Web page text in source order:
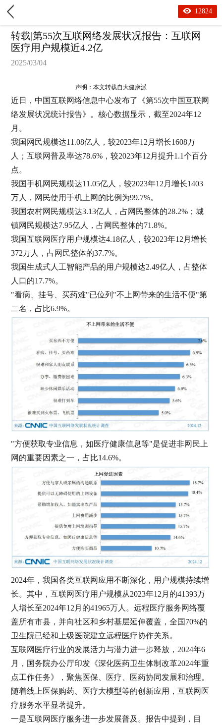
12824
转载|第55次互联网络发展状况报告：互联网
医疗用户规模近4.2亿
2025/03/04
声明：本文转载自大健康派
近日，中国互联网络信息中心发布了《第55次中国互联网
络发展状况统计报告》。核心数据显示，截至2024年12
月 。
我国网民规模达11.08亿人，较2023年12月增长1608万
人；互联网普及率达78.6%，较2023年12月提升1.1个百分
点。
我国手机网民规模达11.05亿人，较2023年12月增长1403
万人，网民使用手机上网的比例为99.7%。
我国农村网民规模达3.13亿人，占网民整体的28.2%；城
镇网民规模达7.95亿人，占网民整体的71.8%。
我国互联网医疗用户规模达4.18亿人，较2023年12月增长
372万人，占网民整体的37.7%。
我国生成式人工智能产品的用户规模达2.49亿人，占整体
人口的17.7%。
"看病、挂号、买药难"已位列"不上网带来的生活不便"第
二名，占比6.9%。
"方便获取专业信息，如医疗健康信息等"是促进非网民上
网的重要因素之一，占比14.6%。
2024年，我国各类互联网应用不断深化，用户规模持续增
长。其中，互联网医疗用户规模从2023年12月的41393万
人增长至2024年12月的41965万人。远程医疗服务网络覆
盖所有市县，并向社区和乡村基层延伸覆盖，全国 70%的
卫生院已经和上级医院建立远程医疗协作关系。
互联网医疗行业的发展活力与潜力进一步释放， 2024年6
月，国务院办公厅印发《深化医药卫生体制改革2024年重
点工作任务》，聚焦医保、医疗、医药协同发展和治理。
随着线上医保购药、医疗大模型等的创新应用，互联网医
疗服务水平显著提升。
一是互联网医疗服务进一步发展普及。报告中提到，目